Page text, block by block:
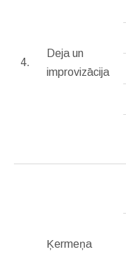
4.
Deja un
improvizācija
Ķermeņa